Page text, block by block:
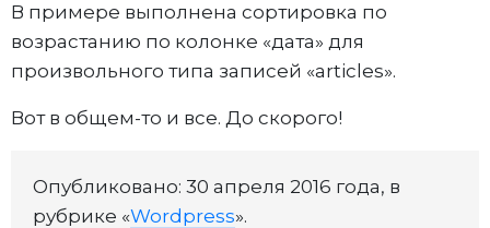
В примере выполнена сортировка по
возрастанию по колонке «дата» для
произвольного типа записей «articles».
Вот в общем-то и все. До скорого!
Опубликовано: 30 апреля 2016 года, в
рубрике «Wordpress».